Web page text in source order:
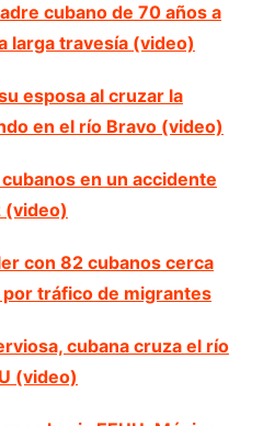
cubano de 70 años a
larga travesía (video)
esposa al cruzar la
en el río Bravo (video)
en un accidente
(video)
con 82 cubanos cerca
tráfico de migrantes
cubana cruza el río
(video)